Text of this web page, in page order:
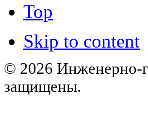
Top
Skip to content
© 2026 Инженерно-
защищены.